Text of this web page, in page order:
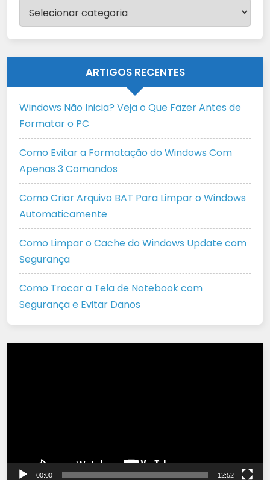
ARTIGOS RECENTES
Windows Não Inicia? Veja o Que Fazer Antes de
Formatar o PC
Como Evitar a Formatação do Windows Com
Apenas 3 Comandos
Como Criar Arquivo BAT Para Limpar o Windows
Automaticamente
Como Limpar o Cache do Windows Update com
Segurança
Como Trocar a Tela de Notebook com
Segurança e Evitar Danos
00:00 12:52